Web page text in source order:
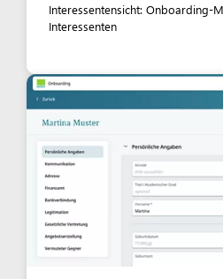
Interessentensicht: Onboarding-
Interessenten